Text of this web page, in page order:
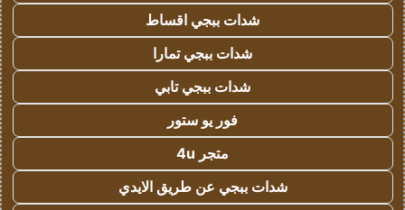
شدات ببجي اقساط
شدات ببجي تمارا
شدات ببجي تابي
فور يو ستور
متجر 4u
شدات ببجي عن طريق الايدي